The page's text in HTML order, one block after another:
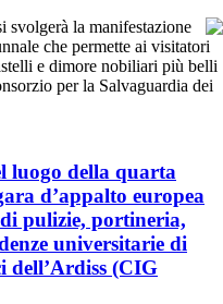
svolgerà la manifestazione
che permette ai visitatori
e dimore nobiliari più belli
per la Salvaguardia dei
luogo della quarta
d’appalto europea
pulizie, portineria,
universitarie di
dell’Ardiss (CIG